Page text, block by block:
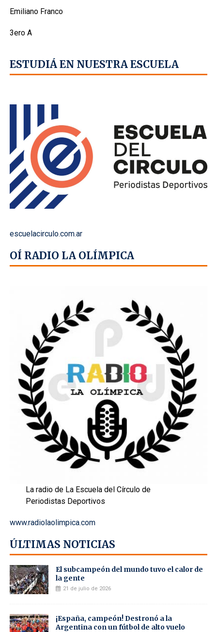
Emiliano Franco
3ero A
ESTUDIÁ EN NUESTRA ESCUELA
escuelacirculo.com.ar
OÍ RADIO LA OLÍMPICA
La radio de La Escuela del Círculo de
Periodistas Deportivos
www.radiolaolimpica.com
ÚLTIMAS NOTICIAS
El subcampeón del mundo tuvo el calor de
la gente
21 de julio de 2026
¡España, campeón! Destronó a la
Argentina con un fútbol de alto vuelo